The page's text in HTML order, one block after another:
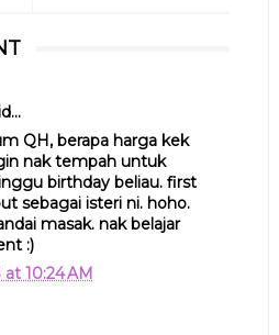
QH, berapa harga kek
nak tempah untuk
birthday beliau. first
sebagai isteri ni. hoho.
masak. nak belajar
:)
10:24 AM